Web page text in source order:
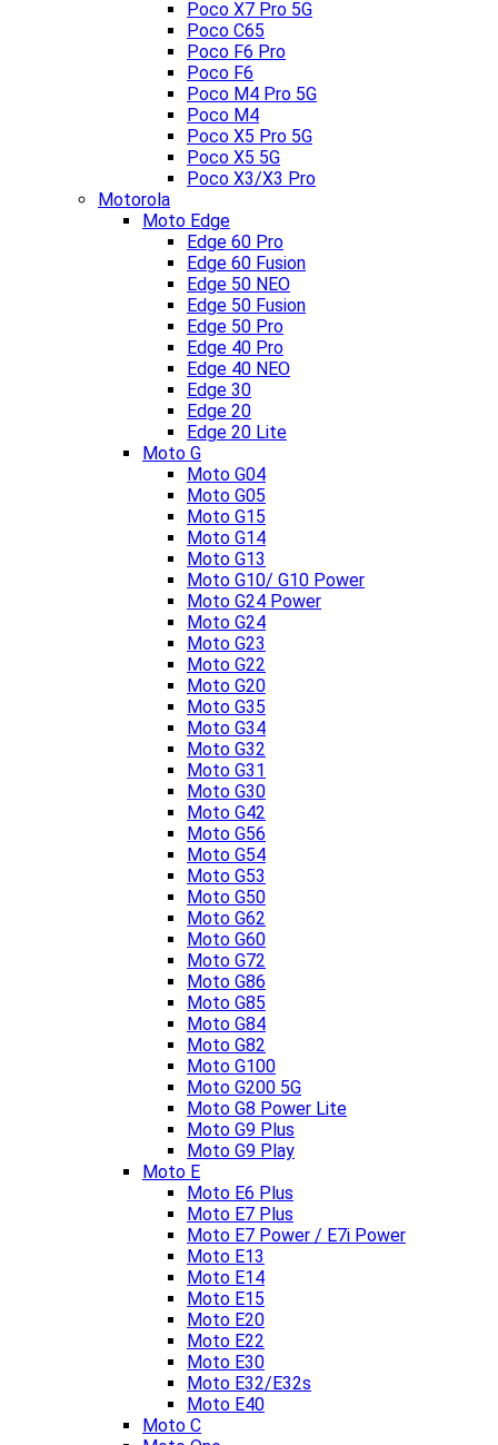
Poco X7 Pro 5G
Poco C65
Poco F6 Pro
Poco F6
Poco M4 Pro 5G
Poco M4
Poco X5 Pro 5G
Poco X5 5G
Poco X3/X3 Pro
Motorola
Moto Edge
Edge 60 Pro
Edge 60 Fusion
Edge 50 NEO
Edge 50 Fusion
Edge 50 Pro
Edge 40 Pro
Edge 40 NEO
Edge 30
Edge 20
Edge 20 Lite
Moto G
Moto G04
Moto G05
Moto G15
Moto G14
Moto G13
Moto G10/ G10 Power
Moto G24 Power
Moto G24
Moto G23
Moto G22
Moto G20
Moto G35
Moto G34
Moto G32
Moto G31
Moto G30
Moto G42
Moto G56
Moto G54
Moto G53
Moto G50
Moto G62
Moto G60
Moto G72
Moto G86
Moto G85
Moto G84
Moto G82
Moto G100
Moto G200 5G
Moto G8 Power Lite
Moto G9 Plus
Moto G9 Play
Moto E
Moto E6 Plus
Moto E7 Plus
Moto E7 Power / E7i Power
Moto E13
Moto E14
Moto E15
Moto E20
Moto E22
Moto E30
Moto E32/E32s
Moto E40
Moto C